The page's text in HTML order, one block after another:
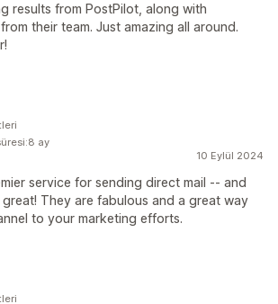
results from PostPilot, along with
their team. Just amazing all around.
10 Eylül 2024
service for sending direct mail -- and
They are fabulous and a great way
to your marketing efforts.
ay